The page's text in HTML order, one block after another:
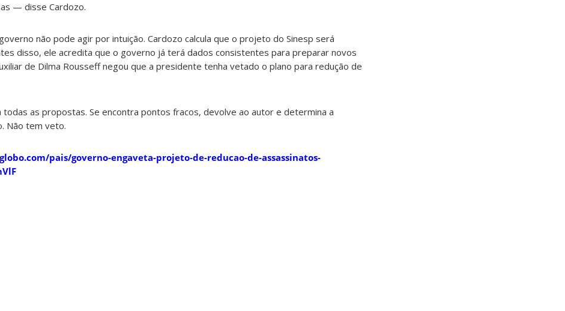
— disse Cardozo.
não pode agir por intuição. Cardozo calcula que o projeto do Sinesp será
disso, ele acredita que o governo já terá dados consistentes para preparar novos
de Dilma Rousseff negou que a presidente tenha vetado o plano para redução de
as propostas. Se encontra pontos fracos, devolve ao autor e determina a
Não tem veto.
pais/governo-engaveta-projeto-de-reducao-de-assassinatos-